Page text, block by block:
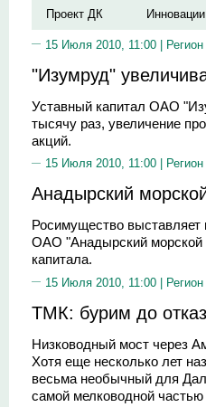
Проект ДК
Инновации
15 Июля 2010, 11:00 |
"Изумруд"
Уставный капитал ОАО
тысячу раз, увеличение
акций.
15 Июля 2010, 11:00 |
Анадырский
Росимущество выставляет
ОАО "Анадырский морской
капитала.
15 Июля 2010, 11:00 |
ТМК: бурим до
Низководный мост через
Хотя еще несколько лет
весьма необычный для
самой мелководной